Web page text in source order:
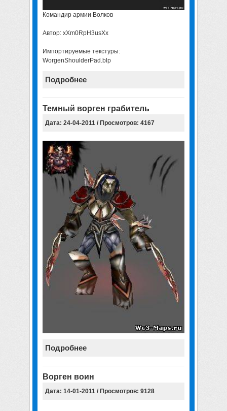
Командир армии Волков
Автор: xXm0RpH3usXx
Импортируемые текстуры:
WorgenShoulderPad.blp
Подробнее
Темный ворген грабитель
Дата: 24-04-2011 / Просмотров: 4167
Подробнее
Ворген воин
Дата: 14-01-2011 / Просмотров: 9128